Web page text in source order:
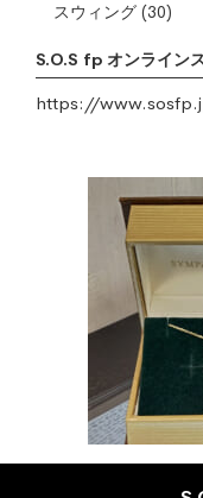
スウィング (30)
S.O.S fp オンライン
https://